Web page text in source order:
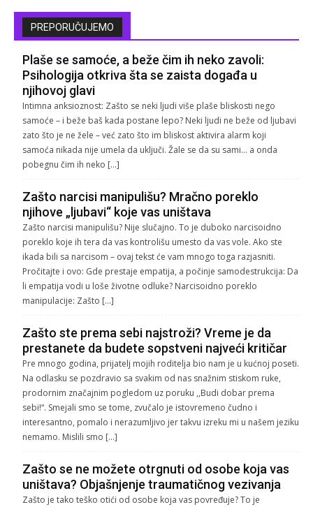
PREPORUČUJEMO
Plaše se samoće, a beže čim ih neko zavoli:
Psihologija otkriva šta se zaista događa u
njihovoj glavi
Intimna anksioznost: Zašto se neki ljudi više plaše bliskosti nego
samoće – i beže baš kada postane lepo? Neki ljudi ne beže od ljubavi
zato što je ne žele – već zato što im bliskost aktivira alarm koji
samoća nikada nije umela da uključi. Žale se da su sami… a onda
pobegnu čim ih neko […]
Zašto narcisi manipulišu? Mračno poreklo
njihove „ljubavi“ koje vas uništava
Zašto narcisi manipulišu? Nije slučajno. To je duboko narcisoidno
poreklo koje ih tera da vas kontrolišu umesto da vas vole. Ako ste
ikada bili sa narcisom – ovaj tekst će vam mnogo toga razjasniti.
Pročitajte i ovo: Gde prestaje empatija, a počinje samodestrukcija: Da
li empatija vodi u loše životne odluke? Narcisoidno poreklo
manipulacije: Zašto […]
Zašto ste prema sebi najstroži? Vreme je da
prestanete da budete sopstveni najveći kritičar
Pre mnogo godina, prijatelj mojih roditelja bio nam je u kućnoj poseti.
Na odlasku se pozdravio sa svakim od nas snažnim stiskom ruke,
prodornim značajnim pogledom uz poruku ,,Budi dobar prema
sebi!“. Smejali smo se tome, zvučalo je istovremeno čudno i
interesantno, pomalo i nerazumljivo jer takvu izreku mi u našem jeziku
nemamo. Mislili smo […]
Zašto se ne možete otrgnuti od osobe koja vas
uništava? Objašnjenje traumatičnog vezivanja
Zašto je tako teško otići od osobe koja vas povređuje? To je